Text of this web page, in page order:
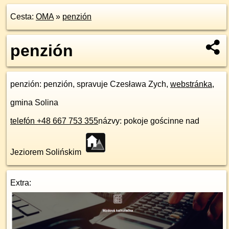
Cesta: OMA» penzión
penzión
penzión: penzión, spravuje Czesława Zych, webstránka,
gmina Solina
telefón +48 667 753 355názvy: pokoje gościnne nad
Jeziorem Solińskim
Extra: